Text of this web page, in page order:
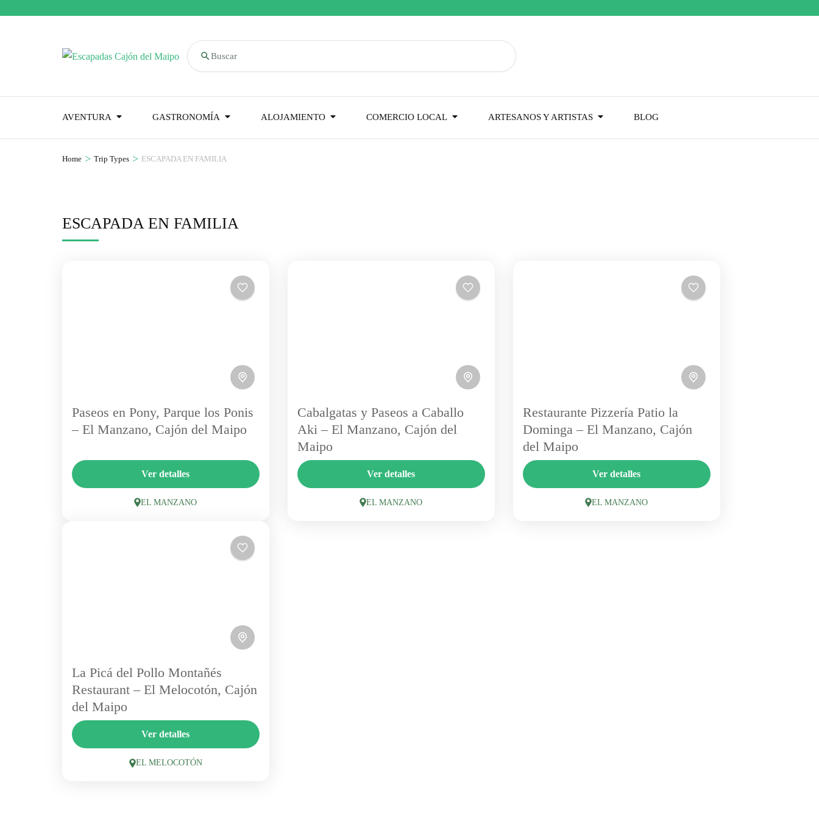
Buscar
AVENTURA GASTRONOMÍA ALOJAMIENTO COMERCIO LOCAL ARTESANOS Y ARTISTAS BLOG
Home > Trip Types > ESCAPADA EN FAMILIA
ESCAPADA EN FAMILIA
Paseos en Pony, Parque los Ponis
– El Manzano, Cajón del Maipo
Parque Los Ponis es un lugar ideal para
compartir en familia. Ofrece paseos seguros en
pony para niños, todo en un entorno natural
Ver detalles
EL MANZANO
Cabalgatas y Paseos a Caballo
Aki – El Manzano, Cajón del
Maipo
Descubre el Cajón del Maipo desde una
perspectiva única con Paseos a Caballo AKI.
Vive una experiencia ecuestre guiada, segura
Ver detalles
EL MANZANO
Restaurante Pizzería Patio la
Dominga – El Manzano, Cajón
del Maipo
En pleno sector de El Manzano, Patio La
Dominga ofrece una experiencia gastronómica
relajada y con identidad cajonina. Su
Ver detalles
EL MANZANO
La Picá del Pollo Montañés
Restaurant – El Melocotón, Cajón
del Maipo
En el corazón de El Melocotón, La Pica del
Pollo Montañés Restaurante es el lugar
perfecto para disfrutar de auténtica comida
Ver detalles
EL MELOCOTÓN